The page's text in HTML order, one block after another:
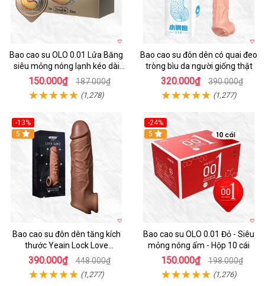
Bao cao su OLO 0.01 Lửa Băng
siêu mỏng nóng lạnh kéo dài
thời gian hộp 10
150.000₫ 187.000₫
(1,278)
Bao cao su đôn dên có quai đeo
tròng bìu da người giống thật
320.000₫ 390.000₫
(1,277)
-13%
5
Bao cao su đôn dên tăng kích
thước Yeain Lock Love
Raytheon
390.000₫ 448.000₫
(1,277)
-24%
Hot
5
Bao cao su OLO 0.01 Đỏ - Siêu
mỏng nóng ấm - Hộp 10 cái
150.000₫ 198.000₫
(1,276)